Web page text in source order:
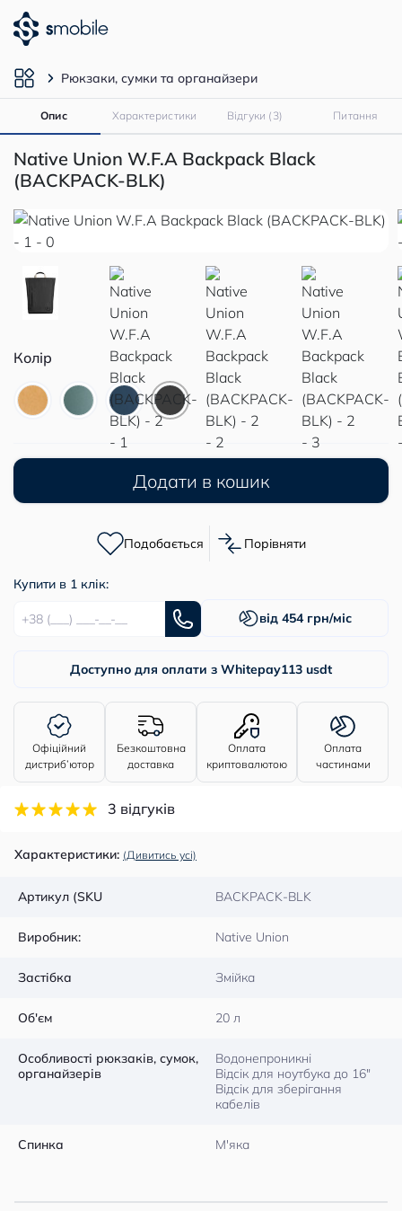
Рюкзаки, сумки та органайзери
Опис Характеристики Відгуки (3) Питання
Native Union W.F.A Backpack Black
(BACKPACK-BLK)
Колір
Додати в кошик
Подобається Порівняти
Купити в 1 клік:
від 454 грн/міс
Доступно для оплати з Whitepay113 usdt
Офіційний
дистриб’ютор
Безкоштовна
доставка
Оплата
криптовалютою
Оплата
частинами
3 відгуків
Характеристики: (Дивитись усі)
Артикул (SKU BACKPACK-BLK
Виробник: Native Union
Застібка Змійка
Об'єм 20 л
Особливості рюкзаків, сумок,
органайзерів
Водонепроникні
Відсік для ноутбука до 16″
Відсік для зберігання
кабелів
Спинка М'яка